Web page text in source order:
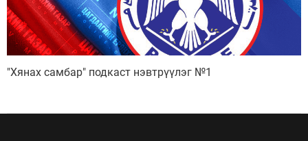
"Хянах самбар" подкаст нэвтрүүлэг №1